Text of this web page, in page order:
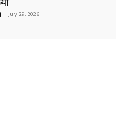
- July 29, 2026